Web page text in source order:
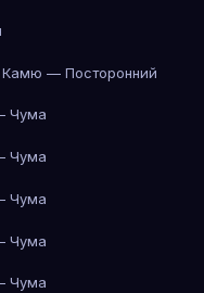
Камю — Посторонний
Чума
Чума
Чума
Чума
Чума